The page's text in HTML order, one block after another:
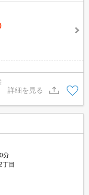
詳細を見る
分
丁目